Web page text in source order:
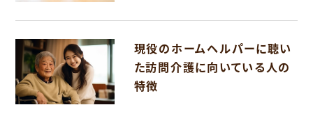
現役のホームヘルパーに聴い
た訪問介護に向いている人の
特徴